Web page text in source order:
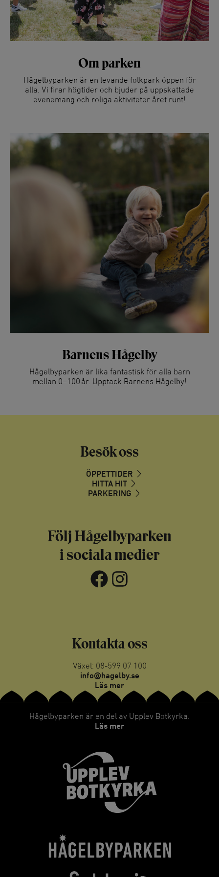
Om parken
Hågelbyparken är en levande folkpark öppen för
alla. Vi firar högtider och bjuder på uppskattade
evenemang och roliga aktiviteter året runt!
Barnens Hågelby
Hågelbyparken är lika fantastisk för alla barn
mellan 0–100 år. Upptäck Barnens Hågelby!
Besök oss
ÖPPETTIDER
HITTA HIT
PARKERING
Följ Hågelbyparken
i sociala medier
Facebook Instagram
Kontakta oss
Växel: 08-599 07 100
info@hagelby.se
Läs mer
Hågelbyparken är en del av Upplev Botkyrka.
Läs mer